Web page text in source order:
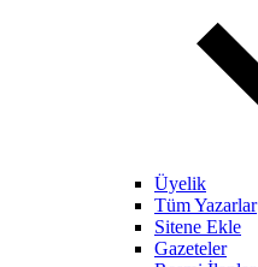
Üyelik
Tüm Yazarlar
Sitene Ekle
Gazeteler